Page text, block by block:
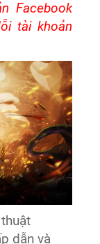
Facebook
tài khoản
dẫn và